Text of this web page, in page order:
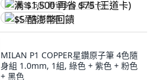
满 $1,500 再省 $75 (王道卡)
$5 酷澎幣回饋
MILAN P1 COPPER星鑽原子筆 4色隨
身組 1.0mm, 1組, 綠色 + 紫色 + 粉色
+ 黑色